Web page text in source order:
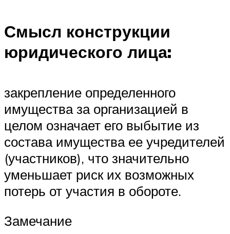
Смысл конструкции
юридического лица:
закрепление определенного
имущества за организацией в
целом означает его выбытие из
состава имущества ее учредителей
(участников), что значительно
уменьшает риск их возможных
потерь от участия в обороте.
Замечание